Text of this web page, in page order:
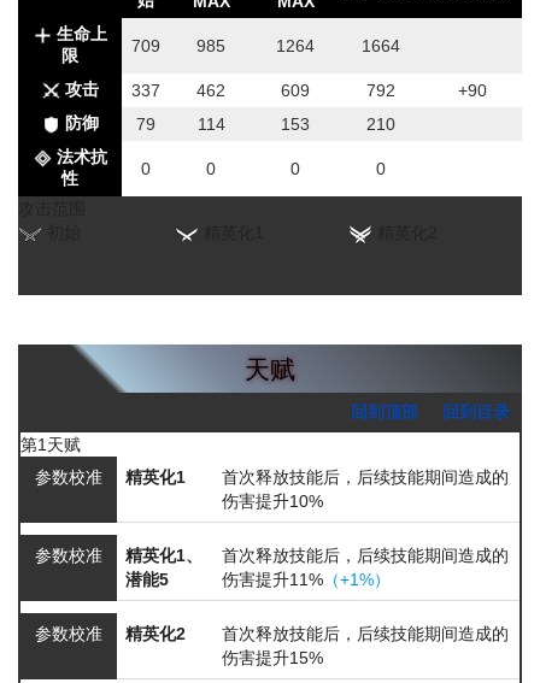
生命上
限
709 985 1264 1664
攻击 337 462 609 792
+90
防御
79 114 153
210
法术抗
性
0 0 0 0
天赋
回到顶部
回到目录
第1天赋
参数校准
精英化1
首次释放技能后，后续技能期间造成的
伤害提升10%
参数校准
精英化1、
潜能5
首次释放技能后，后续技能期间造成的
伤害提升11% （+1%）
参数校准 精英化2
首次释放技能后，后续技能期间造成的
伤害提升15%